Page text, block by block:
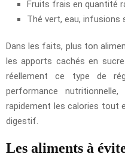
Fruits frais en quantité
Thé vert, eau, infusions
Dans les faits, plus ton
les apports cachés en
réellement ce type de
performance
rapidement les calories tout
digestif.
Les aliments à